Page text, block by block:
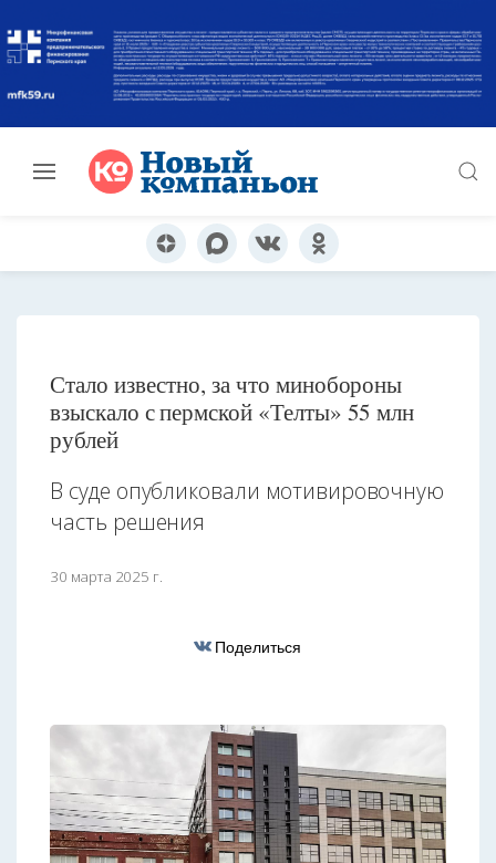
Стало известно, за что минобороны
взыскало с пермской «Телты» 55 млн
рублей
В суде опубликовали мотивировочную
часть решения
30 марта 2025 г.
Поделиться